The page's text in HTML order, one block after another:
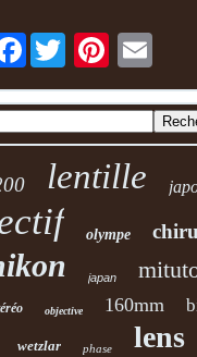
Facebook
lentille
olympe
japan
objective 160mm
wetzlar phase lens